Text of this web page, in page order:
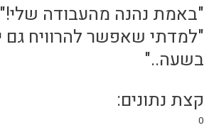
"באמת נהנה מהעבודה שלי!"
בשעה.."
קצת נתונים:
0